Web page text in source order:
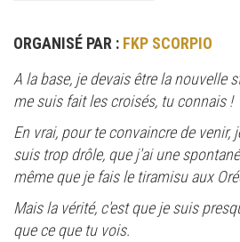
ORGANISÉ PAR : FKP SCORPIO
A la base, je devais être la nouvelle
me suis fait les croisés, tu connais !
En vrai, pour te convaincre de venir,
suis trop drôle, que j'ai une
même que je fais le tiramisu aux
Mais la vérité, c'est que je suis
que ce que tu vois.